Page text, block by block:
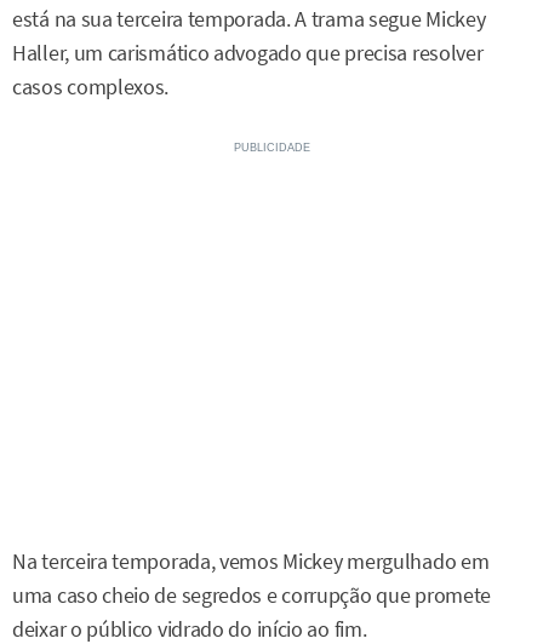
está na sua terceira temporada. A trama segue Mickey
Haller, um carismático advogado que precisa resolver
casos complexos.
Na terceira temporada, vemos Mickey mergulhado em
uma caso cheio de segredos e corrupção que promete
deixar o público vidrado do início ao fim.